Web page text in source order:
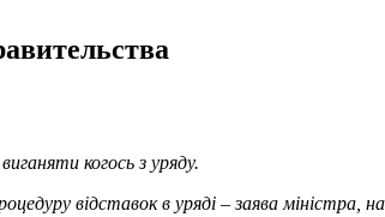
когось з уряду.
відставок в уряді – заява міністра,